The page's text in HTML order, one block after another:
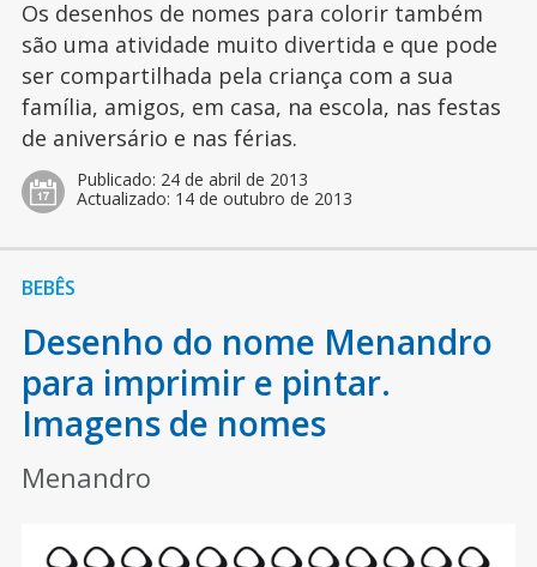
Os desenhos de nomes para colorir também
são uma atividade muito divertida e que pode
ser compartilhada pela criança com a sua
família, amigos, em casa, na escola, nas festas
de aniversário e nas férias.
Publicado: 24 de abril de 2013
Actualizado: 14 de outubro de 2013
BEBÊS
Desenho do nome Menandro
para imprimir e pintar.
Imagens de nomes
Menandro